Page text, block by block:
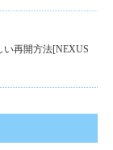
い再開方法[NEXUS